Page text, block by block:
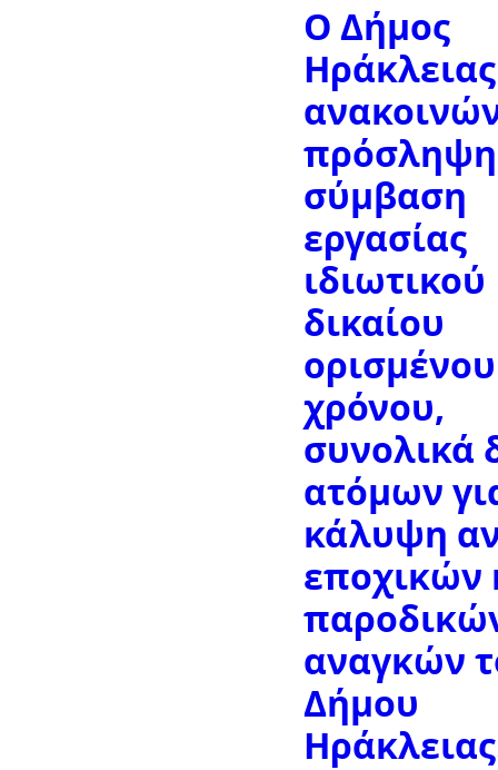
Ο Δήμος
Ηράκλειας
σύμβαση
εργασίας
ιδιωτικού
δικαίου
ορισμένου
χρόνου,
συνολικά
ατόμων
κάλυψη
εποχικών
αναγκών
Δήμου